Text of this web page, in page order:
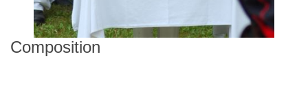
Composition